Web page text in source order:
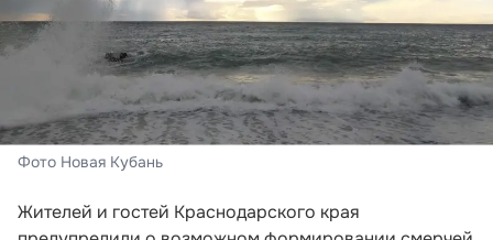
Фото Новая Кубань
Жителей и гостей Краснодарского края